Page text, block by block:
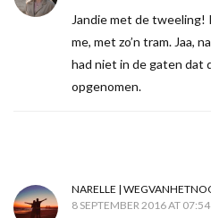
Jandie met de
me, met zo’n tram. Jaa,
had niet in de gaten dat
opgenomen.
NARELLE |
8 SEPTEMBER 2016 AT 07:54